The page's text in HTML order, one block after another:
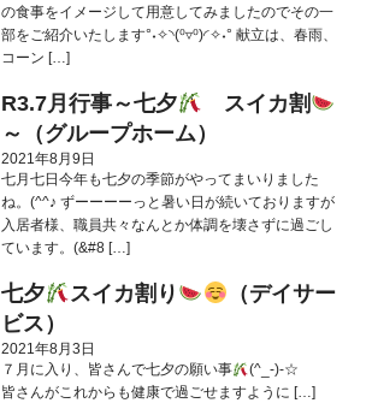
の食事をイメージして用意してみましたのでその一
部をご紹介いたします°˖✧◝(⁰▿⁰)◜✧˖° 献立は、春雨、
コーン […]
R3.7月行事～七夕
スイカ割
～（グループホーム）
2021年8月9日
七月七日今年も七夕の季節がやってまいりました
ね。(^^♪ ずーーーーっと暑い日が続いておりますが
入居者様、職員共々なんとか体調を壊さずに過ごし
ています。(&#8 […]
七夕 スイカ割り
（デイサー
ビス）
2021年8月3日
７月に入り、皆さんで七夕の願い事
(^_-)-☆
皆さんがこれからも健康で過ごせますように […]